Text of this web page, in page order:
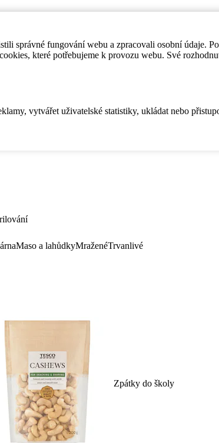
správné fungování webu a zpracovali osobní údaje.
které potřebujeme k provozu webu. Své
vytvářet uživatelské statistiky, ukládat nebo
Maso a lahůdkyMraženéTrvanlivé
Zpátky do školy